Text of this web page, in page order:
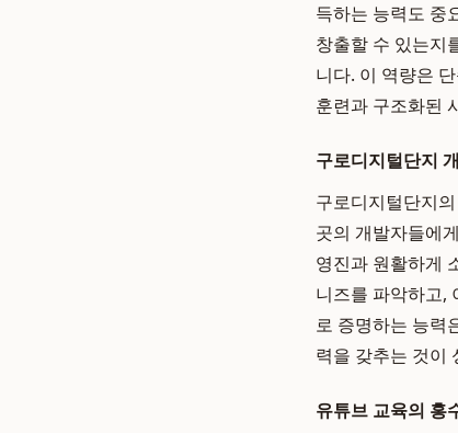
득하는 능력도 중
창출할 수 있는지
니다. 이 역량은
훈련과 구조화된
구로디지털단지
구로디지털단지
곳의 개발자들에게
영진과 원활하게
니즈를 파악하고,
로 증명하는 능력
력을 갖추는 것이
유튜브 교육의 홍